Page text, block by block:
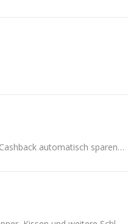
Lyra Pet: Futter & Zubehör für alle Tiere. Mit TopCashback automatisch sparen – Großpackungen, Angebote & faire Preise. Komfortabel online bestellen.!